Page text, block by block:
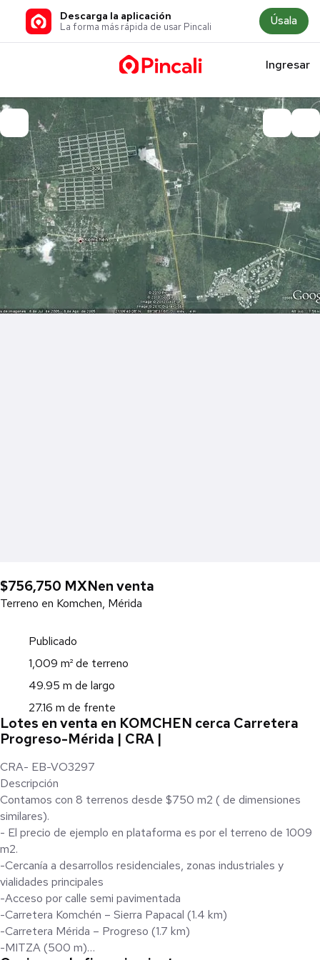
Descarga la aplicación
La forma más rápida de usar Pincali Úsala
Ingresar
$756,750 MXNen venta
Terreno en Komchen, Mérida
Publicado
1,009 m² de terreno
49.95 m de largo
27.16 m de frente
Lotes en venta en KOMCHEN cerca Carretera
Progreso-Mérida | CRA |
CRA- EB-VO3297
Descripción
Contamos con 8 terrenos desde $750 m2 ( de dimensiones
similares).
- El precio de ejemplo en plataforma es por el terreno de 1009
m2.
-Cercanía a desarrollos residenciales, zonas industriales y
vialidades principales
-Acceso por calle semi pavimentada
-Carretera Komchén – Sierra Papacal (1.4 km)
-Carretera Mérida – Progreso (1.7 km)
-MITZA (500 m)